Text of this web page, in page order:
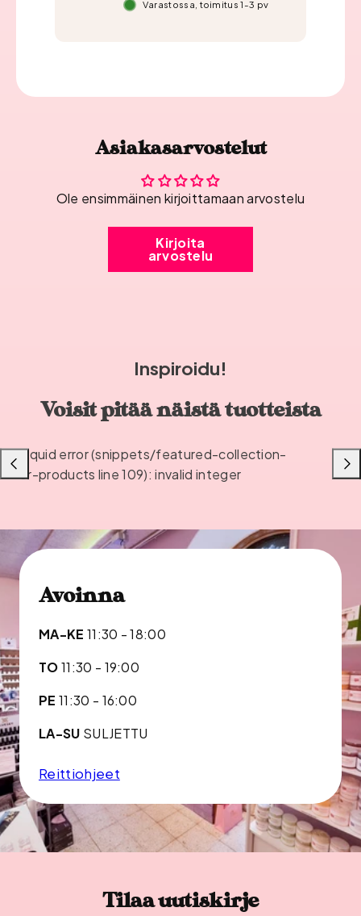
Varastossa, toimitus 1-3 pv
Asiakasarvostelut
Ole ensimmäinen kirjoittamaan arvostelu
Kirjoita
arvostelu
Inspiroidu!
Voisit pitää näistä tuotteista
Liquid error (snippets/featured-collection-
or-products line 109): invalid integer
Liu'uta
vasemmalle
Avoinna
MA-KE 11:30 - 18:00
TO11:30 - 19:00
PE 11:30 - 16:00
LA-SU SULJETTU
Reittiohjeet
Tilaa uutiskirje